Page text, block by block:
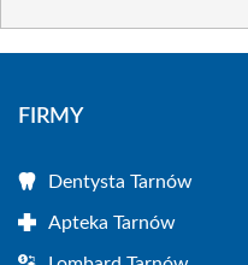
FIRMY
Dentysta Tarnów
Apteka Tarnów